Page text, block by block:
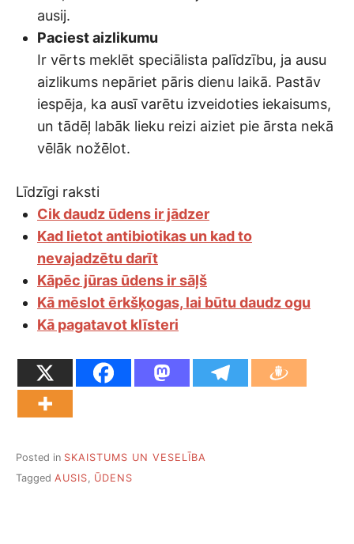
ausij.
Paciest aizlikumu
Ir vērts meklēt speciālista palīdzību, ja ausu
aizlikums nepāriet pāris dienu laikā. Pastāv
iespēja, ka ausī varētu izveidoties iekaisums,
un tādēļ labāk lieku reizi aiziet pie ārsta nekā
vēlāk nožēlot.
Līdzīgi raksti
Cik daudz ūdens ir jādzer
Kad lietot antibiotikas un kad to
nevajadzētu darīt
Kāpēc jūras ūdens ir sāļš
Kā mēslot ērkšķogas, lai būtu daudz ogu
Kā pagatavot klīsteri
Posted in SKAISTUMS UN VESELĪBA
Tagged AUSIS, ŪDENS